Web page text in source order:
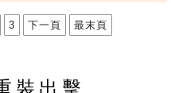
3 下一頁 最末頁
裝出擊